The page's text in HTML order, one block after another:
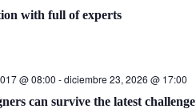
with full of experts
@ 08:00 -diciembre 23, 2026 @ 17:00
can survive the latest challenge